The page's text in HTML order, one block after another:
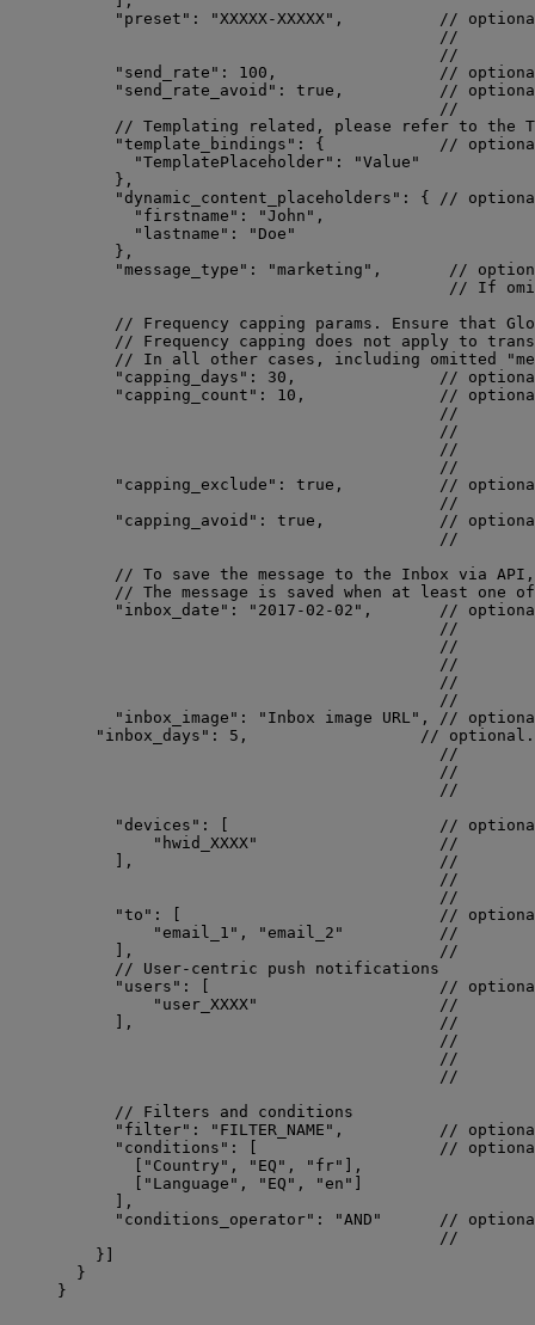
"preset" : "XXXXX-XXXXX" , //
//
//
"send_rate" : 100 , //
"send_rate_avoid" : true , //
//
// Templating related, please refer to the
"template_bindings" : { //
"TemplatePlaceholder" : "Value "
},
"dynamic_content_placeholders" : { //
"firstname" : "John " ,
"lastname" : " Doe "
},
"message_type" : "marketing " , //
// If
// Frequency capping params. Ensure that
// Frequency capping does not apply to
// In all other cases, including omitted
"capping_days" : 30 , //
"capping_count" : 10 , //
//
//
//
//
"capping_exclude" : true , //
//
"capping_avoid" : true , //
//
// To save the message to the Inbox via
// The message is saved when at least one
"inbox_date" : " 2017-02-02 " , //
//
//
//
//
//
"inbox_image" : " Inbox image URL" , //
"inbox_days" : 5 , // optional.
//
//
//
"devices" : [ //
" hwid_XXXX"
//
], //
//
//
"to" : [ //
" email_1 " , " email_2 "
//
], //
// User-centric push notifications
"users" : [ //
" user_XXXX"
//
], //
//
//
//
// Filters and conditions
"filter" : " FILTER_NAME " , //
"conditions" : [ //
" Country " , " EQ " , " fr"
],
" Language " , " EQ " , " en "
],
"conditions_operator" : "AND "
//
//
}]
}
}